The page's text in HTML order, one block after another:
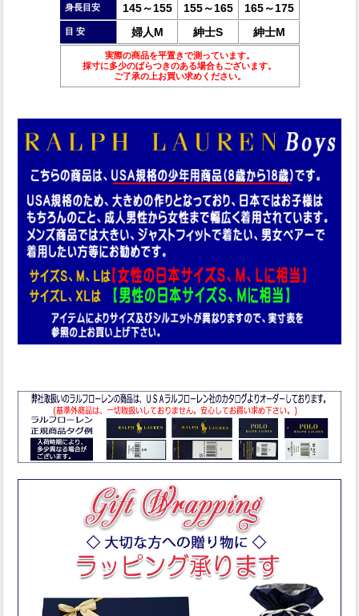
身長目安 145～155 155～165 165～175
目 安 婦人M 紳士S 紳士M
実際の商品を平置きで測っています。
採寸に多少のばらつきのある場合もございます。
ご了承の上お買い求めください。